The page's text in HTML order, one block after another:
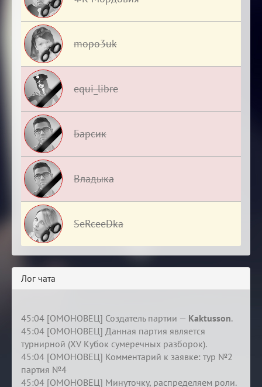
mopo3uk
equi_libre
Барсик
Владыка
SeRceeDka
Лог чата
45:04 [ОМОНОВЕЦ] Создатель партии — Kaktusson.
45:04 [ОМОНОВЕЦ] Данная партия является
турнирной (XV Кубок сумеречных разборок).
45:04 [ОМОНОВЕЦ] Комментарий к заявке: тур №2
партия №4
45:04 [ОМОНОВЕЦ] Минуточку, распределяем роли.